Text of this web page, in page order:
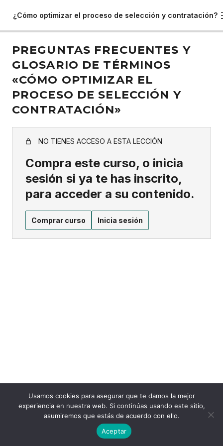
¿Cómo optimizar el proceso de selección y contratación?
PREGUNTAS FRECUENTES Y
GLOSARIO DE TÉRMINOS
«CÓMO OPTIMIZAR EL
PROCESO DE SELECCIÓN Y
CONTRATACIÓN»
NO TIENES ACCESO A ESTA LECCIÓN
Compra este curso, o inicia
sesión si ya te has inscrito,
para acceder a su contenido.
Comprar curso Inicia sesión
Usamos cookies para asegurar que te damos la mejor
experiencia en nuestra web. Si continúas usando este sitio,
asumiremos que estás de acuerdo con ello.
Aceptar